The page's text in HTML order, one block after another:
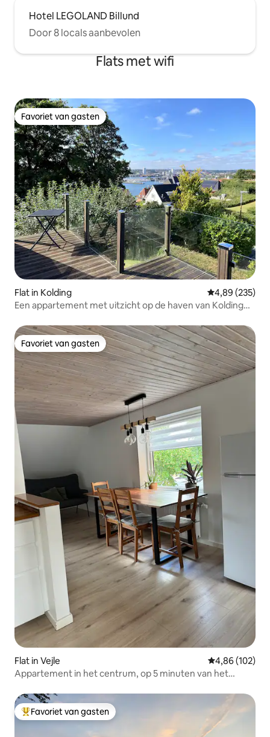
Hotel LEGOLAND Billund
Door 8 locals aanbevolen
Flats met wifi
Favoriet van gasten
Favoriet van gasten
Flat in Kolding Gemiddelde
4,89 (235)
Een appartement met uitzicht op de haven van Kolding
Favoriet van gasten
Favoriet van gasten
Flat in Vejle Gemiddelde
4,86 (102)
Appartement in het centrum, op 5 minuten van het
Topfavoriet van gasten
Favoriet van gasten